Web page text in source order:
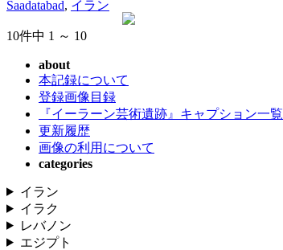
Saadatabad, イラン
10件中 1 ～ 10
about
本記録について
登録画像目録
『イーラーン芸術遺跡』キャプション一覧
更新履歴
画像の利用について
categories
イラン
イラク
レバノン
エジプト